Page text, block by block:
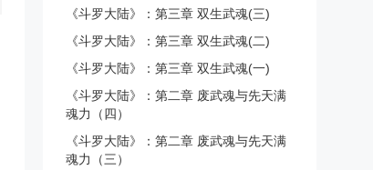
《斗罗大陆》：第三章 双生武魂(三)
《斗罗大陆》：第三章 双生武魂(二)
《斗罗大陆》：第三章 双生武魂(一)
《斗罗大陆》：第二章 废武魂与先天满
魂力（四）
《斗罗大陆》：第二章 废武魂与先天满
魂力（三）